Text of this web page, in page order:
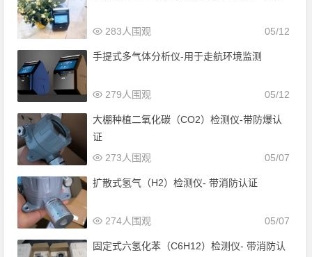
05/12
283人围观
手提式多气体分析仪-用于走航环境监测
05/12
279人围观
大棚种植二氧化碳（CO2）检测仪-带防爆认
证
05/07
273人围观
扩散式氢气（H2）检测仪- 带消防认证
05/07
274人围观
固定式六氢化苯（C6H12）检测仪- 带消防认